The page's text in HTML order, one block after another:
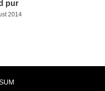
pur
2014